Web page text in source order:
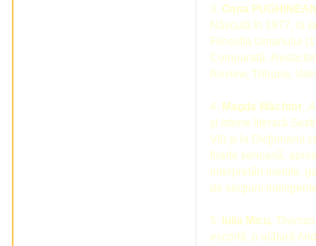
3. Oana
Născută în 1977, la
Filosofia Umanului
Comparată.
Review, Tribuna,
4. Magda Wächter,
şi Istorie literară
VII) şi la Dicţionarul
foarte serioasă,
interpretări inedite,
de secţiuni
5. Iulia Micu,
escortă, o alătură